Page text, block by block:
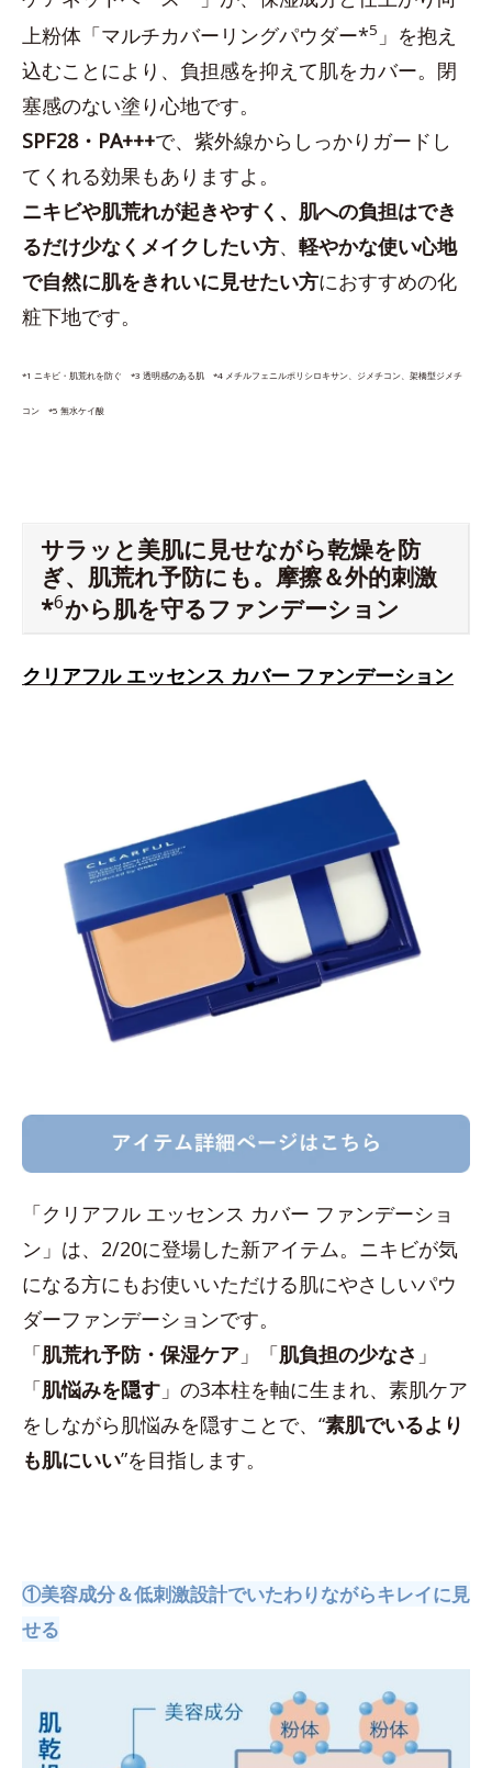
上粉体「マルチカバーリングパウダー*5 」を抱え
込むことにより、負担感を抑えて肌をカバー。閉
塞感のない塗り心地です。
SPF28・PA+++で、紫外線からしっかりガードし
てくれる効果もありますよ。
ニキビや肌荒れが起きやすく、肌への負担はでき
るだけ少なくメイクしたい方、 軽やかな使い心地
で自然に肌をきれいに見せたい方におすすめの化
粧下地です。
*1 ニキビ・肌荒れを防ぐ *3 透明感のある肌 *4 メチルフェニルポリシロキサン、ジメチコン、架橋型ジメチ
コン *5 無水ケイ酸
サラッと美肌に見せながら乾燥を防
ぎ、肌荒れ予防にも。摩擦＆外的刺激
*6から肌を守るファンデーション
クリアフル エッセンス カバー ファンデーション
「クリアフル エッセンス カバー ファンデーショ
ン」は、2/20に登場した新アイテム。ニキビが気
になる方にもお使いいただける肌にやさしいパウ
ダーファンデーションです。
「肌荒れ予防・保湿ケア 」「肌負担の少なさ 」
「肌悩みを隠す 」の3本柱を軸に生まれ、素肌ケア
をしながら肌悩みを隠すことで、“素肌でいるより
も肌にいい”を目指します。
①美容成分＆低刺激設計でいたわりながらキレイに見
せる